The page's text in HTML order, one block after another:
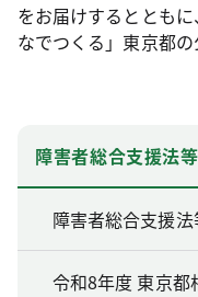
をお届けするととも
なでつくる」東京都の
障害者総合支援法
障害者総合支援
令和8年度 東京都